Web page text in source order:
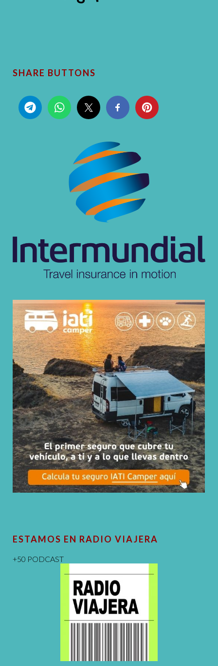
SHARE BUTTONS
ESTAMOS EN RADIO VIAJERA
+50 PODCAST